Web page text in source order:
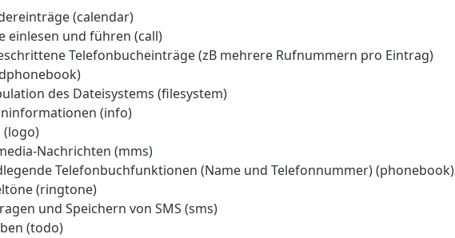
(calendar)
einlesen und führen (call)
Telefonbucheinträge (zB mehrere Rufnummern pro Eintrag)
des Dateisystems (filesystem)
(info)
(logo)
Nachrichten (mms)
Telefonbuchfunktionen (Name und Telefonnummer) (phonebook)
(ringtone)
und Speichern von SMS (sms)
(todo)